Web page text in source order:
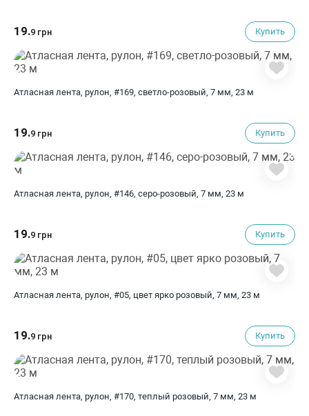
19.9 грн Купить
Атласная лента, рулон, #169, светло-розовый, 7 мм, 23 м
19.9 грн Купить
Атласная лента, рулон, #146, серо-розовый, 7 мм, 23 м
19.9 грн Купить
Атласная лента, рулон, #05, цвет ярко розовый, 7 мм, 23 м
19.9 грн Купить
Атласная лента, рулон, #170, теплый розовый, 7 мм, 23 м